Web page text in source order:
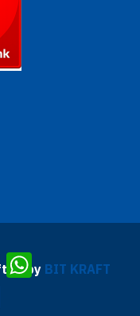
by BIT KRAFT
X